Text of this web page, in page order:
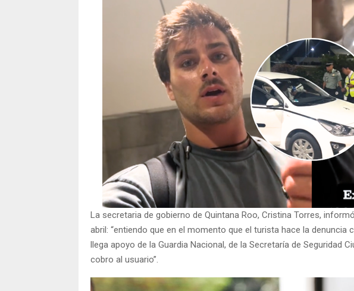
La secretaria de gobierno de Quintana Roo, Cristina Torres,
abril: “entiendo que en el momento que el turista hace la denuncia
llega apoyo de la Guardia Nacional, de la Secretaría de Seguridad
cobro al usuario”.